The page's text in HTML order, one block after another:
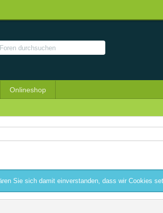
Onlineshop
Sie sich damit einverstanden, dass wir Cookies